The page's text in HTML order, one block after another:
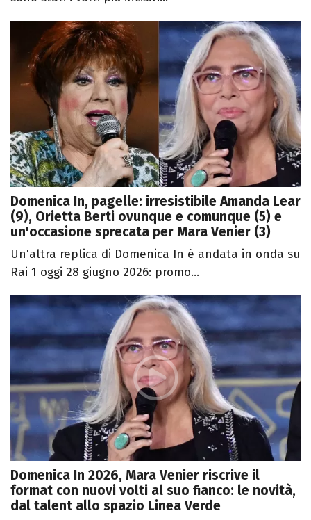
Domenica In, pagelle: irresistibile Amanda Lear
(9), Orietta Berti ovunque e comunque (5) e
un'occasione sprecata per Mara Venier (3)
Un'altra replica di Domenica In è andata in onda su
Rai 1 oggi 28 giugno 2026: promo...
Domenica In 2026, Mara Venier riscrive il
format con nuovi volti al suo fianco: le novità,
dal talent allo spazio Linea Verde